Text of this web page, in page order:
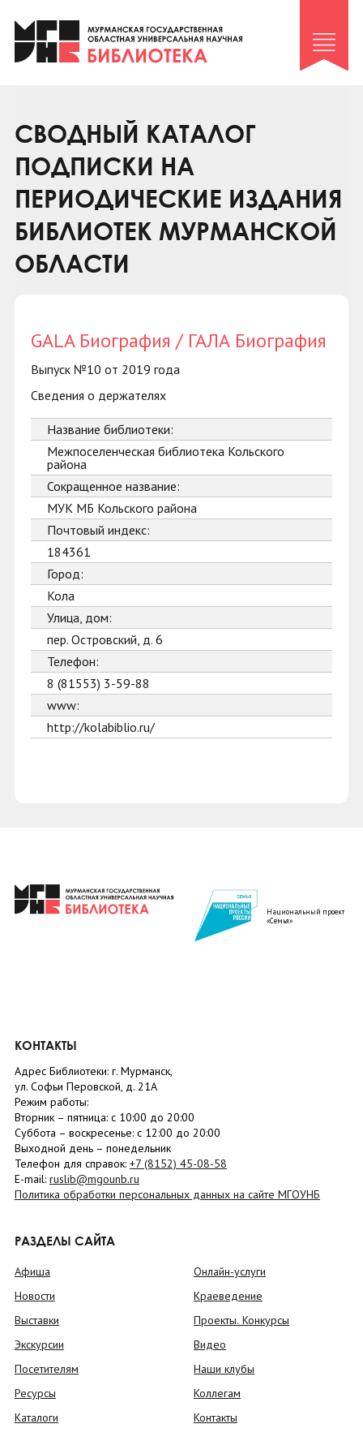
Клуб «Гиря и сельдерей»
Клуб «Семейный архив»
Коллегам
Контакты
СВОДНЫЙ КАТАЛОГ
ПОДПИСКИ НА
ПЕРИОДИЧЕСКИЕ ИЗДАНИЯ
БИБЛИОТЕК МУРМАНСКОЙ
ОБЛАСТИ
GALA Биография / ГАЛА Биография
Выпуск №10 от 2019 года
Сведения о держателях
Название библиотеки:
Межпоселенческая библиотека Кольского
района
Сокращенное название:
МУК МБ Кольского района
Почтовый индекс:
184361
Город:
Кола
Улица, дом:
пер. Островский, д. 6
Телефон:
8 (81553) 3-59-88
www:
http://kolabiblio.ru/
Национальный проект
«Семья»
КОНТАКТЫ
Адрес Библиотеки: г. Мурманск,
ул. Софьи Перовской, д. 21А
Режим работы:
Вторник – пятница: с 10:00 до 20:00
Суббота – воскресенье: c 12:00 до 20:00
Выходной день – понедельник
Телефон для справок: +7 (8152) 45-08-58
E-mail: ruslib@mgounb.ru
Политика обработки персональных данных на сайте МГОУНБ
РАЗДЕЛЫ САЙТА
Афиша
Новости
Выставки
Экскурсии
Посетителям
Ресурсы
Каталоги
Онлайн-услуги
Краеведение
Проекты. Конкурсы
Видео
Наши клубы
Коллегам
Контакты